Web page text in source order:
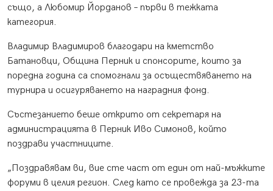
също, а Любомир Йорданов – първи в тежката
категория.
Владимир Владимиров благодари на кметство
Батановци, Община Перник и спонсорите, които за
поредна година са спомогнали за осъществяването на
турнира и осигуряването на наградния фонд.
Състезанието беше открито от секретаря на
администрацията в Перник Иво Симонов, който
поздрави участниците.
„Поздравявам ви, вие сте част от един от най-мъжките
форуми в целия регион. След като се провежда за 23-та